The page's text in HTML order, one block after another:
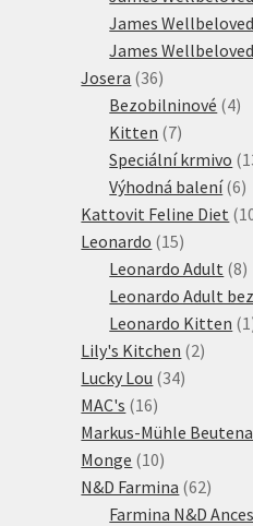
James
James
Josera 3636
produktů
Bezobilninové 44
Kitten 77
produktů
Speciální krmivo
Výhodná balení 66
Kattovit Feline Diet
Leonardo 1515
produktů
Leonardo Adult 88
Leonardo Adult
Leonardo Kitten 1
Lily's Kitchen 22
Lucky Lou 3434
MAC's 1616
produktů
Markus-Mühle
Monge 1010
produktů
N&D Farmina 6262
Farmina N&D